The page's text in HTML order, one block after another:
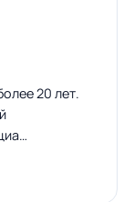
20 лет.